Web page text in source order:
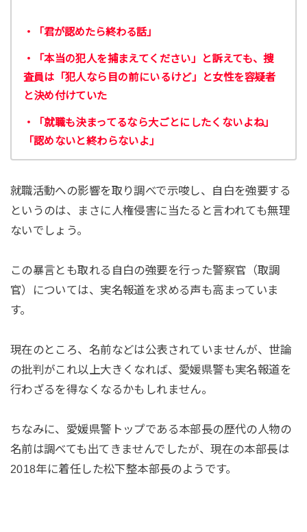
・「君が認めたら終わる話」
・「本当の犯人を捕まえてください」と訴えても、捜
査員は「犯人なら目の前にいるけど」と女性を容疑者
と決め付けていた
・「就職も決まってるなら大ごとにしたくないよね」
「認めないと終わらないよ」
就職活動への影響を取り調べで示唆し、自白を強要する
というのは、まさに人権侵害に当たると言われても無理
ないでしょう。
この暴言とも取れる自白の強要を行った警察官（取調
官）については、実名報道を求める声も高まっていま
す。
現在のところ、名前などは公表されていませんが、世論
の批判がこれ以上大きくなれば、愛媛県警も実名報道を
行わざるを得なくなるかもしれません。
ちなみに、愛媛県警トップである本部長の歴代の人物の
名前は調べても出てきませんでしたが、現在の本部長は
2018年に着任した松下整本部長のようです。